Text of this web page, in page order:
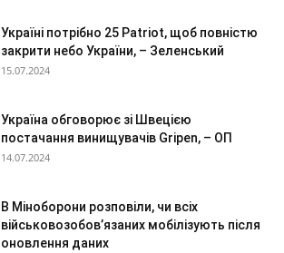
Україні потрібно 25 Patriot, щоб повністю
закрити небо України, – Зеленський
15.07.2024
Україна обговорює зі Швецією
постачання винищувачів Gripen, – ОП
14.07.2024
В Міноборони розповіли, чи всіх
військовозобов’язаних мобілізують після
оновлення даних